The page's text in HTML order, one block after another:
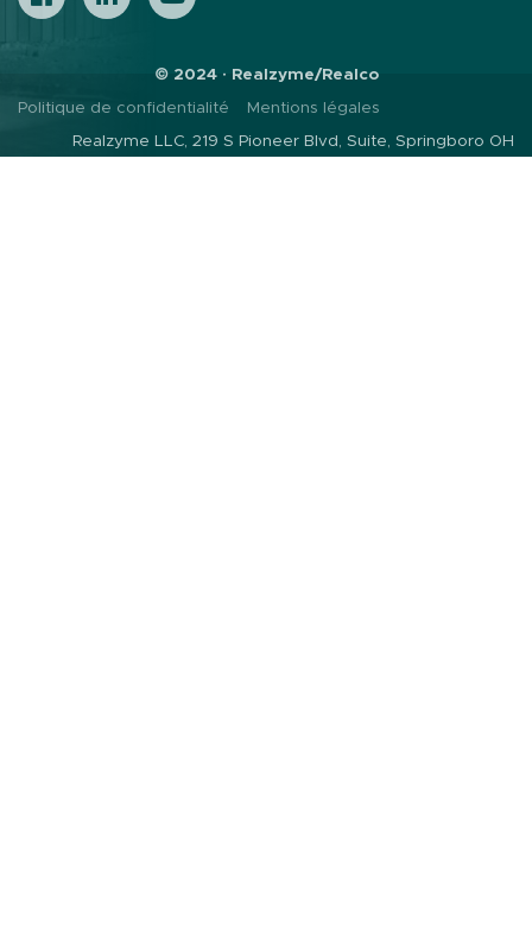
© 2024 · Realzyme/Realco
Politique de confidentialité
Mentions légales
Realzyme LLC, 219 S Pioneer Blvd, Suite, Springboro OH